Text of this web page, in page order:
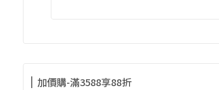
加價購-滿3588享88折